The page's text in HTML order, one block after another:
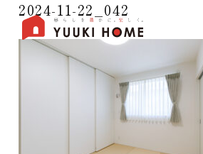
2024-11-22_042